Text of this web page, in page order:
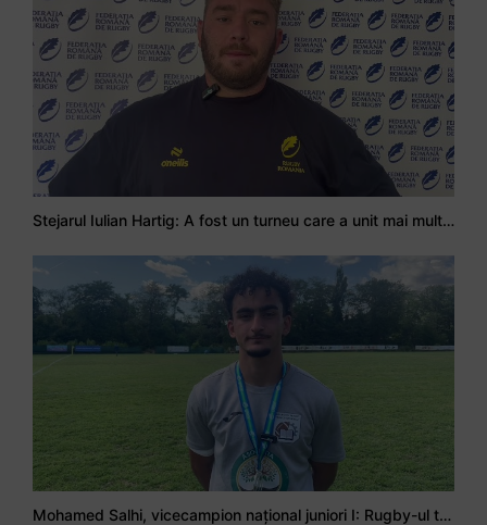
Stejarul Iulian Hartig: A fost un turneu care a unit mai mult echipa
Mohamed Salhi, vicecampion național juniori I: Rugby-ul te învață să accepți și înfrângerile